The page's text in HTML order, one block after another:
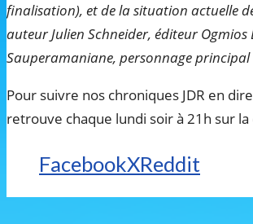
finalisation), et de la situation actuelle
auteur Julien Schneider, éditeur
Sauperamaniane, personnage
Pour suivre nos chroniques JDR en
retrouve chaque lundi soir à 21h sur la
FacebookXReddit